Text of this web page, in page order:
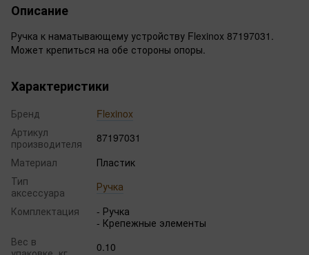
Описание
Ручка к наматывающему устройству Flexinox 87197031.
Может крепиться на обе стороны опоры.
Характеристики
Бренд
Flexinox
Артикул
производителя
87197031
Материал
Пластик
Тип
аксессуара
Ручка
Комплектация
- Ручка
- Крепежные элементы
Вес в
0.10